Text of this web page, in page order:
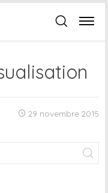
29 novembre 2015